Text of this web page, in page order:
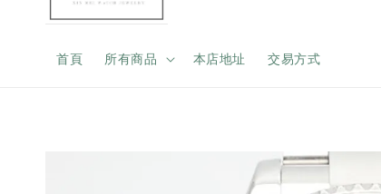
首頁 所有商品 本店地址 交易方式